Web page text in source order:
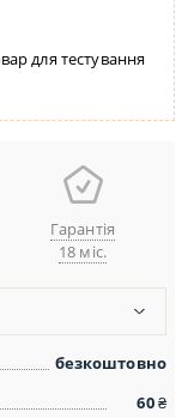
для тестування
Гарантія
18 міс.
безкоштовно
60₴